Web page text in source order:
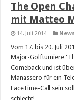
The Open
mit Matteo
14. Juli 2014
Vom 17. bis 20. Juli
Major-Golfturniere
Comeback und ist
Manassero für ein
FaceTime-Call sein
schlecht!